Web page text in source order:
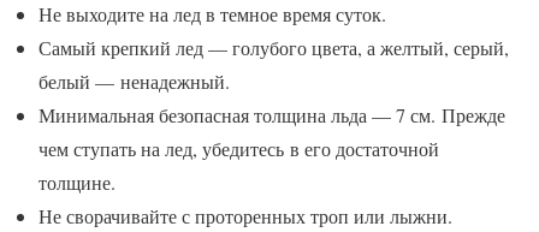
Не выходите на лед в темное время суток.
Самый крепкий лед — голубого цвета, а желтый, серый,
белый — ненадежный.
Минимальная безопасная толщина льда — 7 см. Прежде
чем ступать на лед, убедитесь в его достаточной
толщине.
Не сворачивайте с проторенных троп или лыжни.